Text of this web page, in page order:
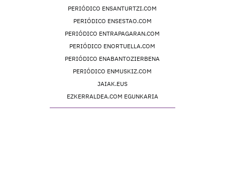
PERIÓDICO ENSANTURTZI.COM
PERIÓDICO ENSESTAO.COM
PERIÓDICO ENTRAPAGARAN.COM
PERIÓDICO ENORTUELLA.COM
PERIÓDICO ENABANTOZIERBENA
PERIÓDICO ENMUSKIZ.COM
JAIAK.EUS
EZKERRALDEA.COM EGUNKARIA